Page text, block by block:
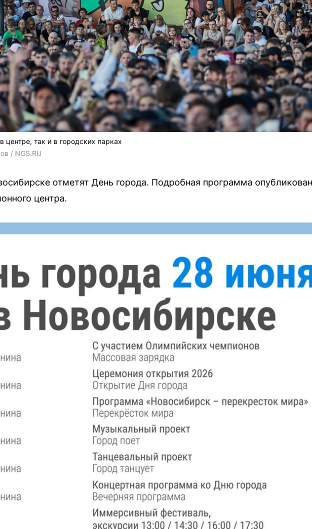
центре, так и в городских парках
/ NGS.RU
отметят День города. Подробная программа
центра.